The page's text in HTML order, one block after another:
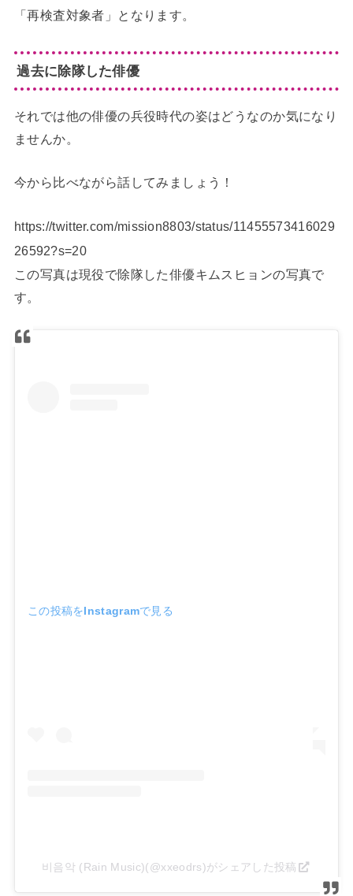
「再検査対象者」となります。
過去に除隊した俳優
それでは他の俳優の兵役時代の姿はどうなのか気になり
ませんか。
今から比べながら話してみましょう！
https://twitter.com/mission8803/status/11455573416029
26592?s=20
この写真は現役で除隊した俳優キムスヒョンの写真で
す。
この投稿をInstagramで見る
비음악 (Rain Music)(@xxeodrs)がシェアした投稿